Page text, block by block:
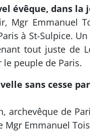
évêque, dans la
Mgr Emmanuel
à St-Sulpice.
tout juste de
peuple de Paris.
sans cesse
archevêque de
Emmanuel